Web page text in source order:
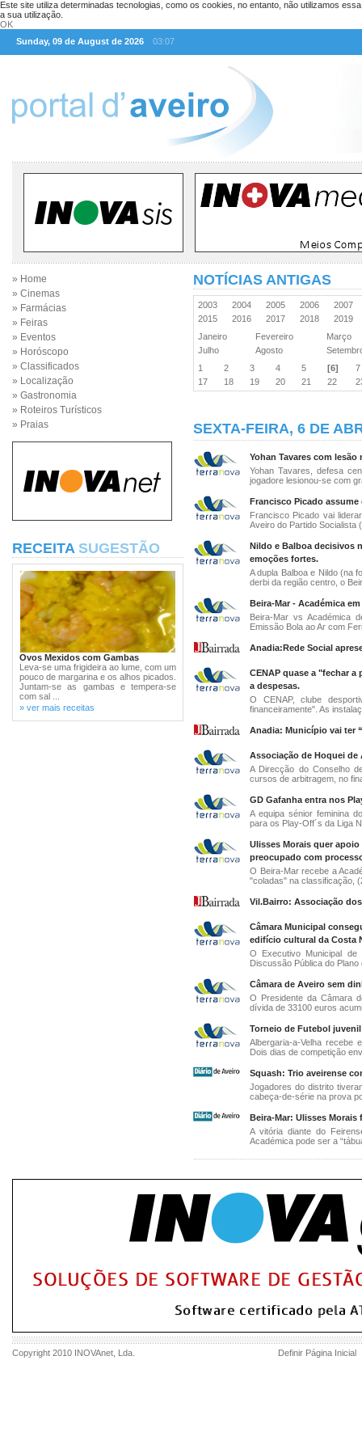
Este site utiliza determinadas tecnologias, como os cookies, no entanto, não utilizamos
a sua utilização.
OK
Sunday, 09 de August de 2026
03:07
» Home
» Cinemas
» Farmácias
» Feiras
» Eventos
» Horóscopo
» Classificados
» Localização
» Gastronomia
» Roteiros Turísticos
» Praias
RECEITA SUGESTÃO
Ovos Mexidos com Gambas
Leva-se uma frigideira ao lume, com um
pouco de margarina e os alhos picados.
Juntam-se as gambas e tempera-se
com sal ...
» ver mais receitas
NOTÍCIAS ANTIGAS
2003 2004 2005 2006
2007
2015
2016 2017 2018
2019
Janeiro
Fevereiro
Março
Julho
Agosto
1
2 3 4 5 [6]
17
18 19 20 21 22
SEXTA-FEIRA, 6 DE
Yohan Tavares com
Yohan Tavares, defesa
jogadore lesionou-se com
Francisco Picado
Francisco Picado vai
Aveiro do Partido Socialista
Nildo e Balboa decisivos
emoções fortes.
A dupla Balboa e Nildo (na
derbi da região centro, o
Beira-Mar - Académica
Beira-Mar vs Académica
Emissão Bola ao Ar com
Anadia:Rede Social
CENAP quase a "fechar
a despesas.
O CENAP, clube
financeiramente". As
Anadia: Município vai ter
Associação de Hoquei
A Direcção do Conselho
cursos de arbitragem, no
GD Gafanha entra nos
A equipa sénior feminina
para os Play-Off´s da Liga
Ulisses Morais quer
preocupado com
O Beira-Mar recebe a
"coladas" na classificação,
Vil.Bairro: Associação
Câmara Municipal
edifício cultural da Costa
O Executivo Municipal de
Discussão Pública do
Câmara de Aveiro sem
O Presidente da Câmara
dívida de 33100 euros
Torneio de Futebol
Albergaria-a-Velha recebe
Dois dias de competição
Squash: Trio aveirense
Jogadores do distrito
cabeça-de-série na prova
Beira-Mar: Ulisses
A vitória diante do
Académica pode ser a
Copyright 2010 INOVAnet , Lda. Definir Página Inicial